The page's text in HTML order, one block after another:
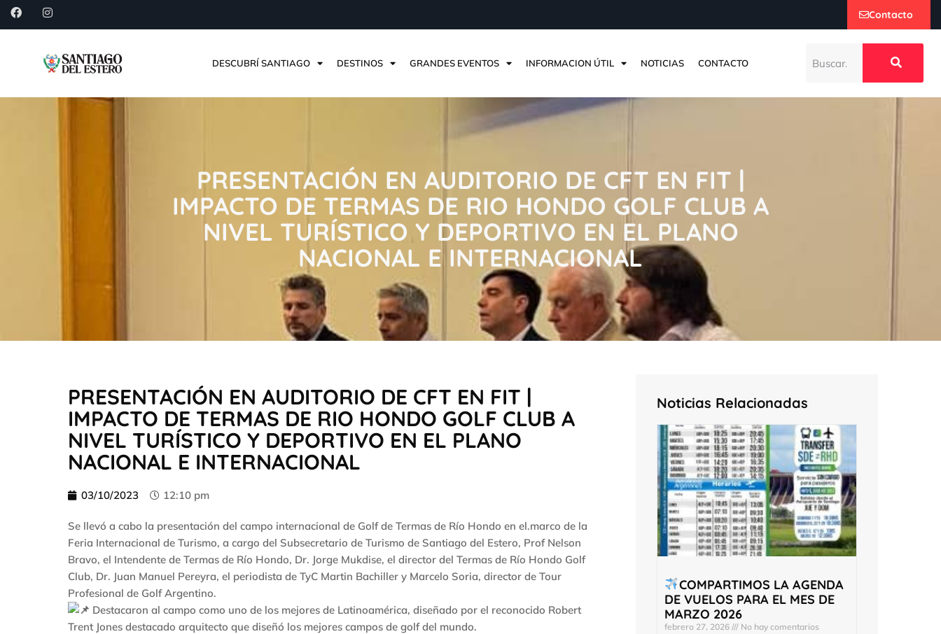
Contacto
DESCUBRÍ SANTIAGO DESTINOS GRANDES EVENTOS INFORMACION ÚTIL NOTICIAS CONTACTO
PRESENTACIÓN EN AUDITORIO DE CFT EN FIT |
IMPACTO DE TERMAS DE RIO HONDO GOLF CLUB A
NIVEL TURÍSTICO Y DEPORTIVO EN EL PLANO
NACIONAL E INTERNACIONAL
PRESENTACIÓN EN AUDITORIO DE CFT EN FIT |
IMPACTO DE TERMAS DE RIO HONDO GOLF CLUB A
NIVEL TURÍSTICO Y DEPORTIVO EN EL PLANO
NACIONAL E INTERNACIONAL
03/10/2023 12:10 pm
Se llevó a cabo la presentación del campo internacional de Golf de Termas de Río Hondo en el.marco de la
Feria Internacional de Turismo, a cargo del Subsecretario de Turismo de Santiago del Estero, Prof Nelson
Bravo, el Intendente de Termas de Río Hondo, Dr. Jorge Mukdise, el director del Termas de Río Hondo Golf
Club, Dr. Juan Manuel Pereyra, el periodista de TyC Martin Bachiller y Marcelo Soria, director de Tour
Profesional de Golf Argentino.
Destacaron al campo como uno de los mejores de Latinoamérica, diseñado por el reconocido Robert
Trent Jones destacado arquitecto que diseñó los mejores campos de golf del mundo.
Noticias Relacionadas
COMPARTIMOS LA AGENDA
DE VUELOS PARA EL MES DE
MARZO 2026
febrero 27, 2026 No hay comentarios